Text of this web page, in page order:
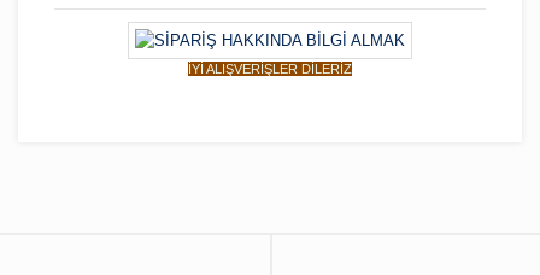
İYİ ALIŞVERİŞLER DİLERİZ